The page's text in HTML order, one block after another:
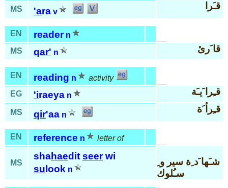
MS
'ara v
قـَرا
EN reader n
MS
qar' n قا َرئ
EN reading n
activity
EG
'iraeya n قـِرا َيـَة
MS qir'aa n
قـِرأ َة
EN reference n letter of
MS
shahaedit seerwi
su look n
شـَها َد ِة سير و ِ
سـُلوك